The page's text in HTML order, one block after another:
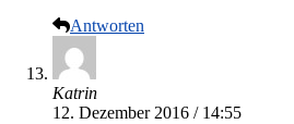
Antworten
Katrin
12. Dezember 2016 / 14:55